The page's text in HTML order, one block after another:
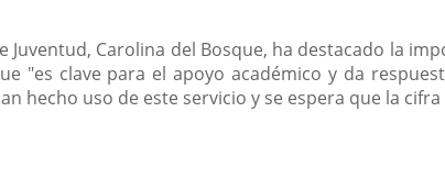
Juventud, Carolina del Bosque, ha destacado la
"es clave para el apoyo académico y da
hecho uso de este servicio y se espera que la